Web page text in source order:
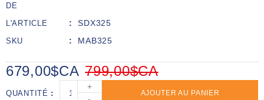
DE
L'ARTICLE
SDX325
SKU MAB325
799,00$CA
679,00$CA
QUANTITÉ
+
AJOUTER AU PANIER